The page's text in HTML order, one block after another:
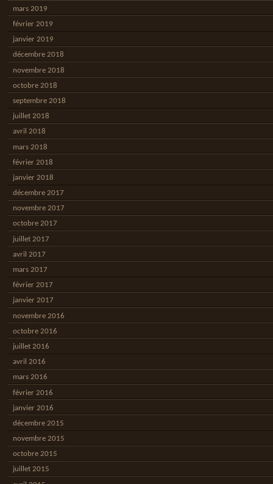
mars 2019
février 2019
janvier 2019
décembre 2018
novembre 2018
octobre 2018
septembre 2018
juillet 2018
avril 2018
mars 2018
février 2018
janvier 2018
décembre 2017
novembre 2017
octobre 2017
juillet 2017
avril 2017
mars 2017
février 2017
janvier 2017
novembre 2016
octobre 2016
juillet 2016
avril 2016
mars 2016
février 2016
janvier 2016
décembre 2015
novembre 2015
octobre 2015
juillet 2015